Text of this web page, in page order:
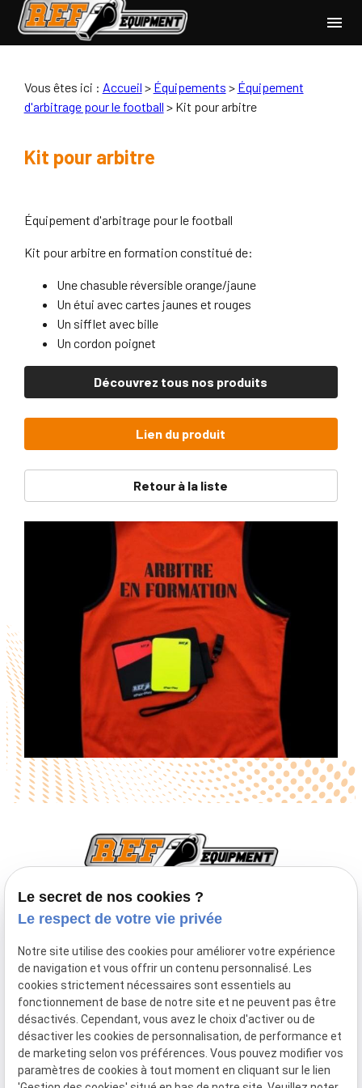
menu
Vous êtes ici : Accueil > Équipements > Équipement
d'arbitrage pour le football > Kit pour arbitre
Kit pour arbitre
Équipement d'arbitrage pour le football
Kit pour arbitre en formation constitué de:
Une chasuble réversible orange/jaune
Un étui avec cartes jaunes et rouges
Un sifflet avec bille
Un cordon poignet
Découvrez tous nos produits
Lien du produit
Retour à la liste
TVA Intracommunautaire :BE0747933643
Inscription à la newsletter
Mentions Politique de Plan du Gestion
Panneau de gestion des cookies
Le secret de nos cookies ?
Le respect de votre vie privée
Notre site utilise des cookies pour améliorer votre expérience
de navigation et vous offrir un contenu personnalisé. Les
cookies strictement nécessaires sont essentiels au
fonctionnement de base de notre site et ne peuvent pas être
désactivés. Cependant, vous avez le choix d'activer ou de
désactiver les cookies de personnalisation, de performance et
de marketing selon vos préférences. Vous pouvez modifier vos
paramètres de cookies à tout moment en cliquant sur le lien